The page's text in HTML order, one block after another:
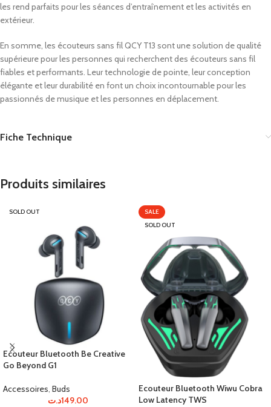
les rend parfaits pour les séances d’entraînement et les activités en
extérieur.
En somme, les écouteurs sans fil QCY T13 sont une solution de qualité
supérieure pour les personnes qui recherchent des écouteurs sans fil
fiables et performants. Leur technologie de pointe, leur conception
élégante et leur durabilité en font un choix incontournable pour les
passionnés de musique et les personnes en déplacement.
Fiche Technique
Produits similaires
SOLD OUT
Ecouteur Bluetooth Be Creative
Go Beyond G1
Accessoires, Buds
149.00د.ت
SALE
SOLD OUT
Ecouteur Bluetooth Wiwu Cobra
Low Latency TWS